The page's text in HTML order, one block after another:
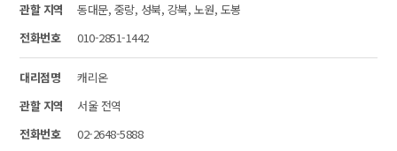
관할 지역
동대문, 중랑, 성북, 강북, 노원, 도봉
전화번호
010-2851-1442
대리점명
캐리온
관할 지역
서울 전역
전화번호
02-2648-5888